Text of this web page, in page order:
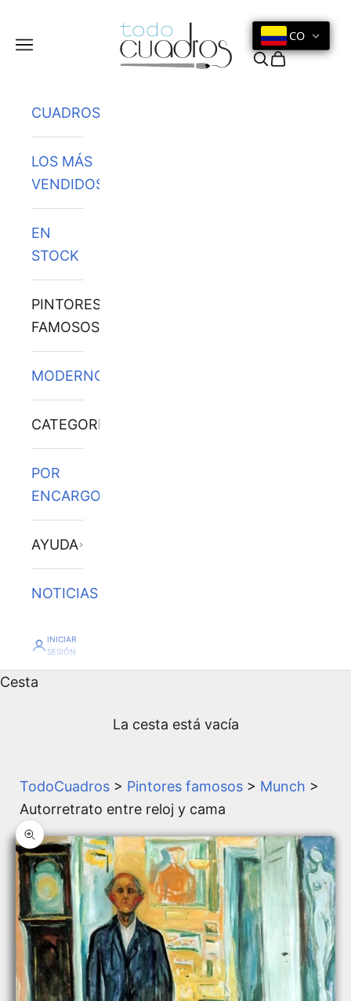
Menú
CO
Buscar
Cesta
CUADROS
LOS MÁS
VENDIDOS
EN
STOCK
PINTORES
FAMOSOS
MODERNOS
CATEGORÍAS
POR
ENCARGO
AYUDA
NOTICIAS
INICIAR
SESIÓN
Cesta
La cesta está vacía
TodoCuadros > Pintores famosos > Munch >
Autorretrato entre reloj y cama
Zoom